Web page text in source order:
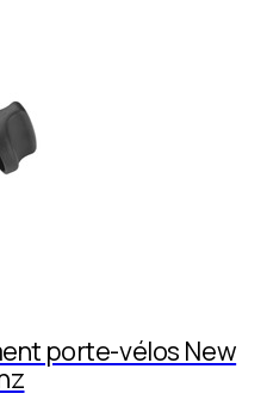
porte-vélos New